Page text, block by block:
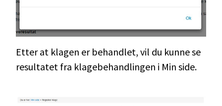
Etter at klagen er behandlet, vil du kunne se
resultatet fra klagebehandlingen i Min side.